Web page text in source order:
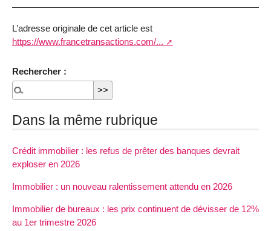
L’adresse originale de cet article est
https://www.francetransactions.com/...
Rechercher :
Dans la même rubrique
Crédit immobilier : les refus de prêter des banques devrait
exploser en 2026
Immobilier : un nouveau ralentissement attendu en 2026
Immobilier de bureaux : les prix continuent de dévisser de 12%
au 1er trimestre 2026